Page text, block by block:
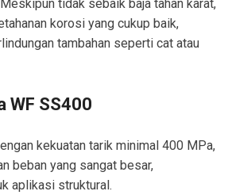
tidak sebaik baja tahan karat,
korosi yang cukup baik,
tambahan seperti cat atau
WF SS400
kekuatan tarik minimal 400 MPa,
beban yang sangat besar,
aplikasi struktural.